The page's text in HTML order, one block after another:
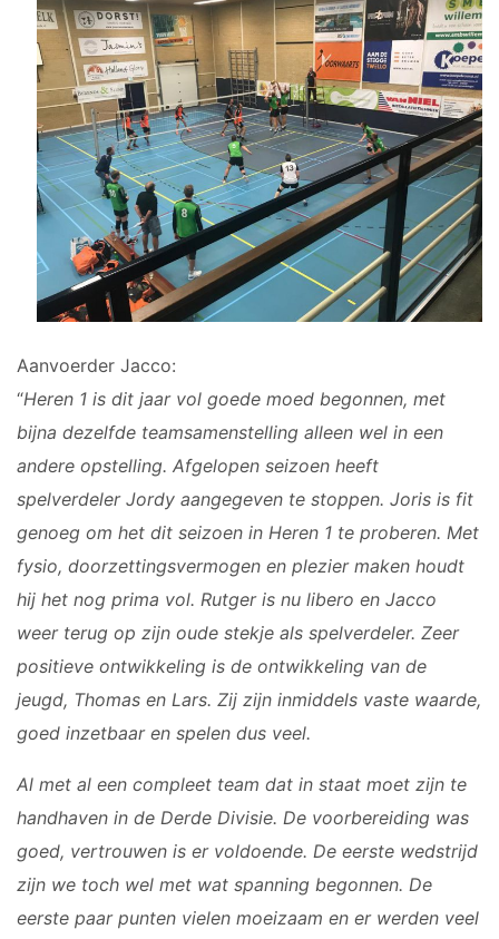
Aanvoerder Jacco:
“Heren 1 is dit jaar vol goede moed begonnen, met
bijna dezelfde teamsamenstelling alleen wel in een
andere opstelling. Afgelopen seizoen heeft
spelverdeler Jordy aangegeven te stoppen. Joris is fit
genoeg om het dit seizoen in Heren 1 te proberen. Met
fysio, doorzettingsvermogen en plezier maken houdt
hij het nog prima vol. Rutger is nu libero en Jacco
weer terug op zijn oude stekje als spelverdeler. Zeer
positieve ontwikkeling is de ontwikkeling van de
jeugd, Thomas en Lars. Zij zijn inmiddels vaste waarde,
goed inzetbaar en spelen dus veel.
Al met al een compleet team dat in staat moet zijn te
handhaven in de Derde Divisie. De voorbereiding was
goed, vertrouwen is er voldoende. De eerste wedstrijd
zijn we toch wel met wat spanning begonnen. De
eerste paar punten vielen moeizaam en er werden veel